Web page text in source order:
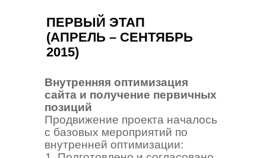
Внутренняя оптимизация
сайта и получение первичных
позиций
Продвижение проекта началось
с базовых мероприятий по
внутренней оптимизации:
ПЕРВЫЙ ЭТАП
(АПРЕЛЬ – СЕНТЯБРЬ
2015)